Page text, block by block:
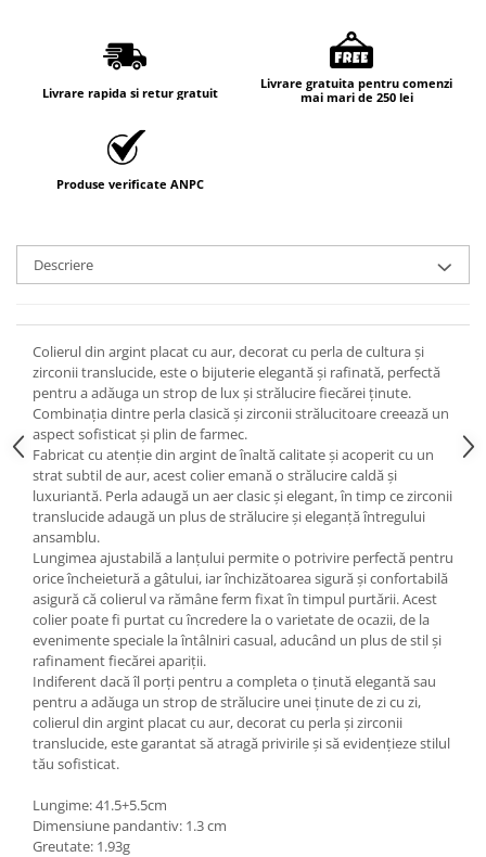
Livrare rapida si retur gratuit
Livrare gratuita pentru comenzi
mai mari de 250 lei
Produse verificate ANPC
Descriere
Colierul din argint placat cu aur, decorat cu perla de cultura și
zirconii translucide, este o bijuterie elegantă și rafinată, perfectă
pentru a adăuga un strop de lux și strălucire fiecărei ținute.
Combinația dintre perla clasică și zirconii strălucitoare creează un
aspect sofisticat și plin de farmec.
Fabricat cu atenție din argint de înaltă calitate și acoperit cu un
strat subtil de aur, acest colier emană o strălucire caldă și
luxuriantă. Perla adaugă un aer clasic și elegant, în timp ce zirconii
translucide adaugă un plus de strălucire și eleganță întregului
ansamblu.
Lungimea ajustabilă a lanțului permite o potrivire perfectă pentru
orice încheietură a gâtului, iar închizătoarea sigură și confortabilă
asigură că colierul va rămâne ferm fixat în timpul purtării. Acest
colier poate fi purtat cu încredere la o varietate de ocazii, de la
evenimente speciale la întâlniri casual, aducând un plus de stil și
rafinament fiecărei apariții.
Indiferent dacă îl porți pentru a completa o ținută elegantă sau
pentru a adăuga un strop de strălucire unei ținute de zi cu zi,
colierul din argint placat cu aur, decorat cu perla și zirconii
translucide, este garantat să atragă privirile și să evidențieze stilul
tău sofisticat.
Lungime: 41.5+5.5cm
Dimensiune pandantiv: 1.3 cm
Greutate: 1.93g